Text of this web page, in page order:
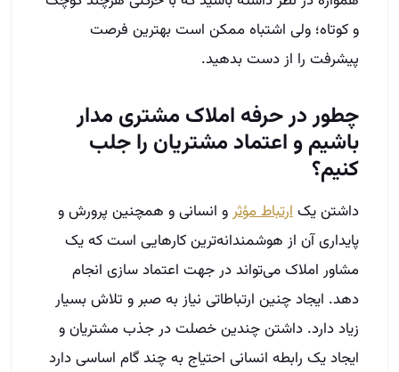
و کوتاه؛ ولی اشتباه ممکن است بهترین فرصت
پیشرفت را از دست بدهید.
چطور در حرفه املاک مشتری مدار
باشیم و اعتماد مشتریان را جلب
کنیم؟
داشتن یکارتباط مؤثر و انسانی و همچنین پرورش و
پایداری آن از هوشمندانه‌ترین کارهایی است که یک
مشاور املاک می‌تواند در جهت اعتماد سازی انجام
دهد. ایجاد چنین ارتباطاتی نیاز به صبر و تلاش بسیار
زیاد دارد. داشتن چندین خصلت در جذب مشتریان و
ایجاد یک رابطه انسانی احتیاج به چند گام اساسی دارد